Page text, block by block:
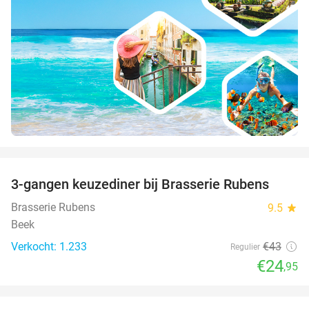
42%
3-gangen keuzediner bij Brasserie Rubens
Brasserie Rubens 9.5 star
Beek
Verkocht: 1.233
Regulier €43
€24,95